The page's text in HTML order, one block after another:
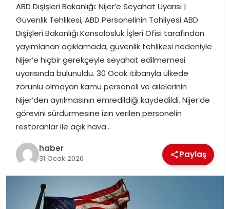
ABD Dışişleri Bakanlığı: Nijer’e Seyahat Uyarısı |
Güvenlik Tehlikesi, ABD Personelinin Tahliyesi ABD
Dışişleri Bakanlığı Konsolosluk İşleri Ofisi tarafından
yayımlanan açıklamada, güvenlik tehlikesi nedeniyle
Nijer’e hiçbir gerekçeyle seyahat edilmemesi
uyarısında bulunuldu. 30 Ocak itibarıyla ülkede
zorunlu olmayan kamu personeli ve ailelerinin
Nijer’den ayrılmasının emredildiği kaydedildi. Nijer’de
görevini sürdürmesine izin verilen personelin
restoranlar ile açık hava…
haber
31 Ocak 2026 Paylaş